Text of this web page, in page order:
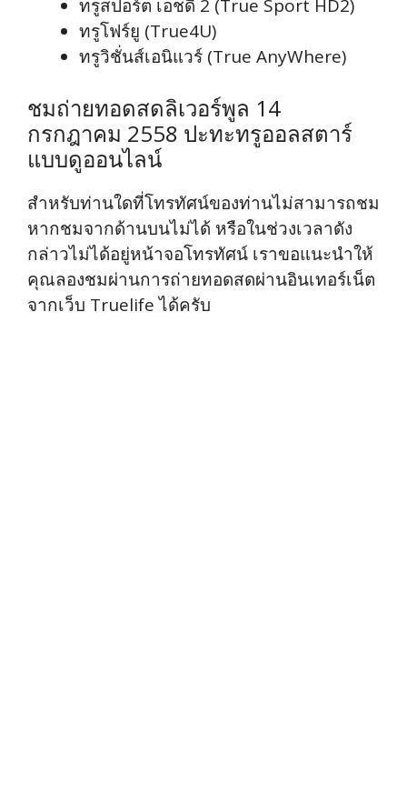
ทรูสปอร์ต เอชดี 2 (True Sport HD2)
ทรูโฟร์ยู (True4U)
ทรูวิชั่นส์เอนิแวร์ (True AnyWhere)
ชมถ่ายทอดสดลิเวอร์พูล 14
กรกฎาคม 2558 ปะทะทรูออลสตาร์
แบบดูออนไลน์
สำหรับท่านใดที่โทรทัศน์ของท่านไม่สามารถชม
หากชมจากด้านบนไม่ได้ หรือในช่วงเวลาดัง
กล่าวไม่ได้อยู่หน้าจอโทรทัศน์ เราขอแนะนำให้
คุณลองชมผ่านการถ่ายทอดสดผ่านอินเทอร์เน็ต
จากเว็บ Truelife ได้ครับ